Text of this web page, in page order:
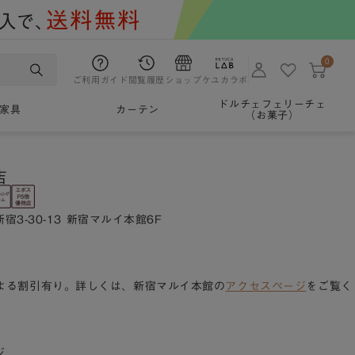
ご利用ガイド 閲覧履歴 ショップケユカラボ
0
家具 カーテン
ドルチェフェリーチェ
（お菓子）
3-30-13 新宿マルイ本館6F
る割引有り。詳しくは、新宿マルイ本館の アクセスページ をご覧く